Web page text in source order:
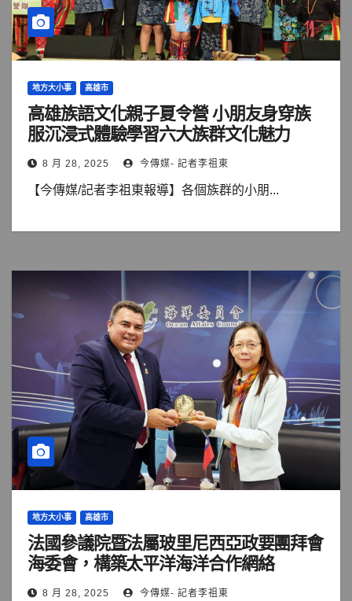
地方大小事 高雄市
高雄族語文化親子夏令營 小朋友身穿族
服沉浸式體驗學習六大族群文化魅力
8 月 28, 2025 今傳媒- 記者李祖東
【今傳媒/記者李祖東報導】各個族群的小朋...
地方大小事 高雄市
法國參議院暨法屬玻里尼西亞政要團拜會
海委會，構築太平洋海洋合作網絡
8 月 28, 2025 今傳媒- 記者李祖東